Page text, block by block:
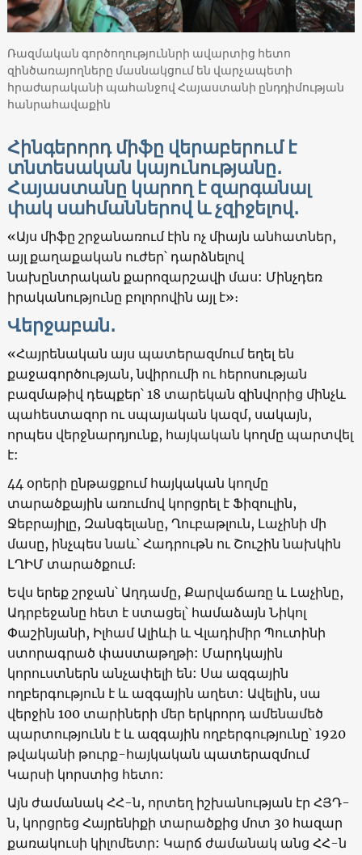
Ռազմական գործողություննրի ավարտից հետո
զինծառայողները մասնակցում են վարչապետի
հրաժարականի պահանջով Հայաստանի ընդդիմության
հանրահավաքին
Հինգերորդ միֆը վերաբերում է
տնտեսական կայունությանը․
Հայաստանը կարող է զարգանալ
փակ սահմաններով ևչզիջելով․
«Այս միֆը շրջանառում էին ոչ միայն անհատներ,
այլ քաղաքական ուժեր՝ դարձնելով
նախընտրական քարոզարշավի մաս: Մինչդեռ
իրականությունը բոլորովին այլ է»։
Վերջաբան․
«Հայրենական այս պատերազմում եղել են
քաջագործության, նվիրումի ու հերոսության
բազմաթիվ դեպքեր՝ 18 տարեկան զինվորից մինչև
պահեստազոր ու սպայական կազմ, սակայն,
որպես վերջնարդյունք, հայկական կողմը պարտվել
է:
44 օրերի ընթացքում հայկական կողմը
տարածքային առումով կորցրել է Ֆիզուլին,
Ջեբրայիլը, Զանգելանը, Ղուբաթլուն, Լաչինի մի
մասը, ինչպես նաև՝ Հադրութն ու Շուշին նախկին
ԼՂԻՄ տարածքում։
Եվս երեք շրջան՝ Աղդամը, Քարվաճառը և Լաչինը,
Ադրբեջանը հետ է ստացել՝ համաձայն Նիկոլ
Փաշինյանի, Իլհամ Ալիևի և Վլադիմիր Պուտինի
ստորագրած փաստաթղթի: Մարդկային
կորուստներն անչափելի են: Սա ազգային
ողբերգություն է և ազգային աղետ: Ավելին, սա
վերջին 100 տարիների մեր երկրորդ ամենամեծ
պարտությունն է և ազգային ողբերգությունը՝ 1920
թվականի թուրք-հայկական պատերազմում
Կարսի կորստից հետո:
Այն ժամանակ ՀՀ-ն, որտեղ իշխանության էր ՀՅԴ-
ն, կորցրեց Հայրենիքի տարածքից մոտ 30 հազար
քառակուսի կիլոմետր: Կարճ ժամանակ անց ՀՀ-ն